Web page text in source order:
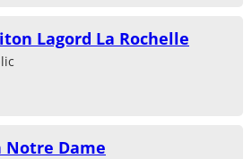
Lagord La Rochelle
Notre Dame